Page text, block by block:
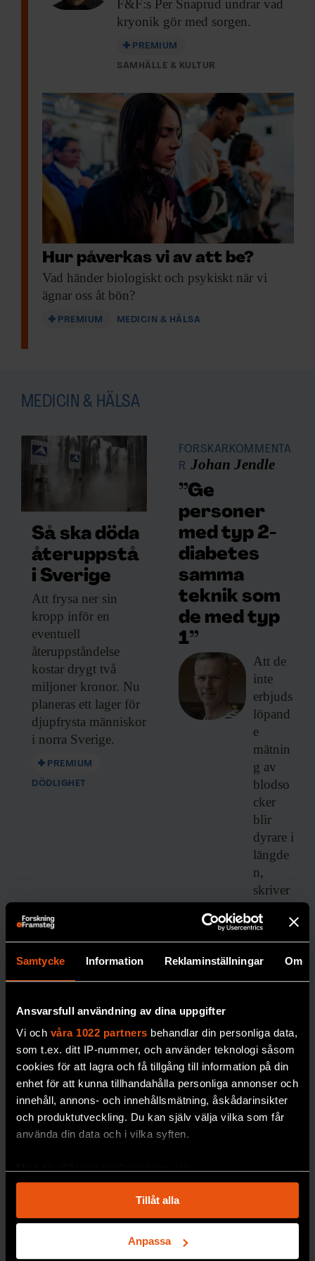
Samtycke Information Reklaminställningar Om
Ansvarsfull användning av dina uppgifter
Vi och våra 1022 partners behandlar din personliga data,
som t.ex. ditt IP-nummer, och använder teknologi såsom
cookies för att lagra och få tillgång till information på din
enhet för att kunna tillhandahålla personliga annonser och
innehåll, annons- och innehållsmätning, åskådarinsikter
och produktutveckling. Du kan själv välja vilka som får
använda din data och i vilka syften.
som kan ha en noggrannhet på upp till flera meter
Identifiera din enhet genom att aktivt skanna den
för specifika kännetecken (fingeravtryck)
Ta reda på mer om hur dina personliga uppgifter
Tillåt alla
Anpassa
F&F:s Per Snaprud undrar vad
kryonik gör med sorgen.
PREMIUM
SAMHÄLLE & KULTUR
Hur påverkas vi av att be?
Vad händer biologiskt och psykiskt när vi
ägnar oss åt bön?
PREMIUM MEDICIN & HÄLSA
MEDICIN & HÄLSA
Så ska döda
återuppstå
i Sverige
Att frysa ner sin
kropp inför en
eventuell
återuppståndelse
kostar drygt två
miljoner kronor. Nu
planeras ett lager för
djupfrysta människor
i norra Sverige.
PREMIUM
DÖDLIGHET
FORSKARKOMMENTA
R Johan Jendle
”Ge
personer
med typ 2-
diabetes
samma
teknik som
de med typ
1”
Att de
inte
erbjuds
löpand
e
mätnin
g av
blodso
cker
blir
dyrare i
längde
n,
skriver
en
Johan
Jendle.
DIABETE
Robert:
tacksam
sexlivet
återställde